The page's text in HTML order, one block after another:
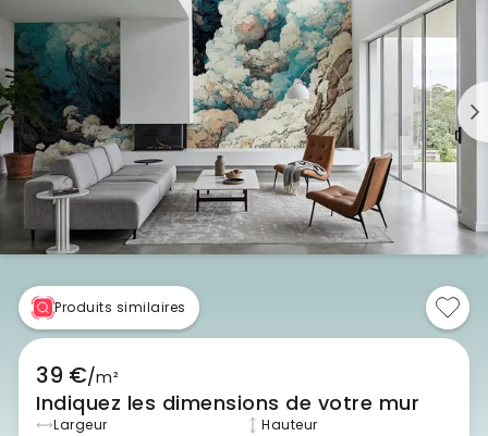
Produits similaires
39 €/m²
Indiquez les dimensions de votre mur
Largeur Hauteur